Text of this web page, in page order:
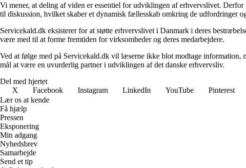
Vi mener, at deling af viden er essentiel for udviklingen af erhvervslivet.
til diskussion, hvilket skaber et dynamisk fællesskab omkring de udfordringer
Servicekald.dk eksisterer for at støtte erhvervslivet i Danmark i deres
være med til at forme fremtiden for virksomheder og deres medarbejdere.
Ved at følge med på Servicekald.dk vil læserne ikke blot modtage
mål at være en uvurderlig partner i udviklingen af det danske erhvervsliv.
Del med hjertet
X
Facebook Instagram LinkedIn YouTube Pinterest
Lær os at kende
Få hjælp
Pressen
Eksponering
Min adgang
Nyhedsbrev
Samarbejde
Send et tip